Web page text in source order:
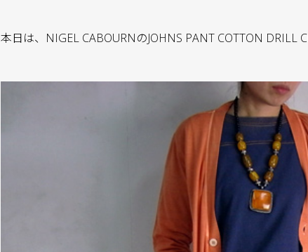
本日は、NIGEL CABOURNのJOHNS PANT COTTON DRILL